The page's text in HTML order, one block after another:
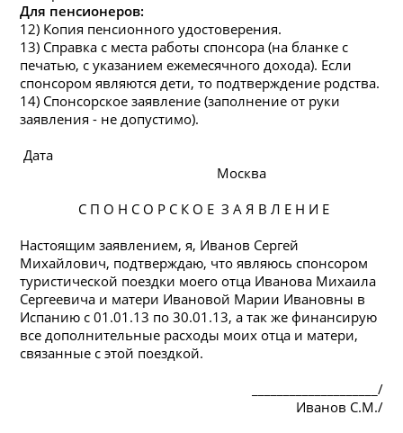
Для пенсионеров:
12) Копия пенсионного удостоверения.
13) Справка с места работы спонсора (на бланке с
печатью, с указанием ежемесячного дохода). Если
спонсором являются дети, то подтверждение родства.
14) Спонсорское заявление (заполнение от руки
заявления - не допустимо).
Дата
Москва
С П О Н С О Р С К О Е З А Я В Л Е Н И Е
Настоящим заявлением, я, Иванов Сергей
Михайлович, подтверждаю, что являюсь спонсором
туристической поездки моего отца Иванова Михаила
Сергеевича и матери Ивановой Марии Ивановны в
Испанию с 01.01.13 по 30.01.13, а так же финансирую
все дополнительные расходы моих отца и матери,
связанные с этой поездкой.
____________________/
Иванов С.М./